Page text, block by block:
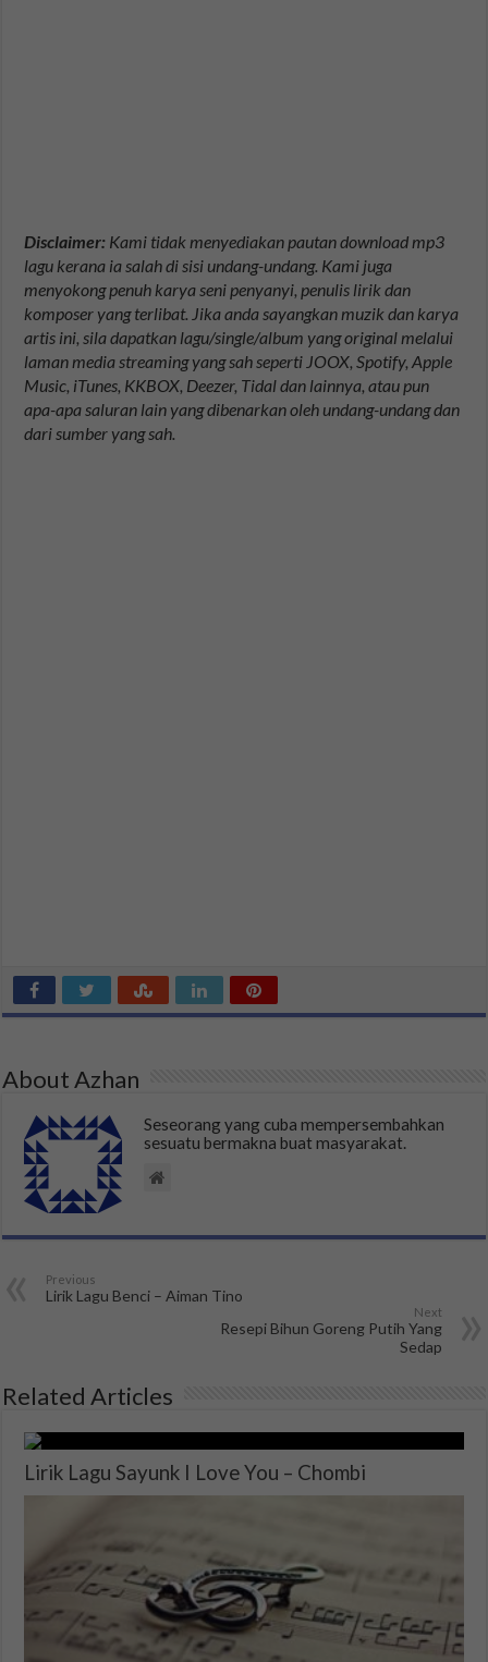
Disclaimer: Kami tidak menyediakan pautan download mp3
lagu kerana ia salah di sisi undang-undang. Kami juga
menyokong penuh karya seni penyanyi, penulis lirik dan
komposer yang terlibat. Jika anda sayangkan muzik dan karya
artis ini, sila dapatkan lagu/single/album yang original melalui
laman media streaming yang sah seperti JOOX, Spotify, Apple
Music, iTunes, KKBOX, Deezer, Tidal dan lainnya, atau pun
apa-apa saluran lain yang dibenarkan oleh undang-undang dan
dari sumber yang sah.
About Azhan
Seseorang yang cuba mempersembahkan
sesuatu bermakna buat masyarakat.
Previous
Lirik Lagu Benci – Aiman Tino
Next
Resepi Bihun Goreng Putih Yang
Sedap
Related Articles
Lirik Lagu Sayunk I Love You – Chombi